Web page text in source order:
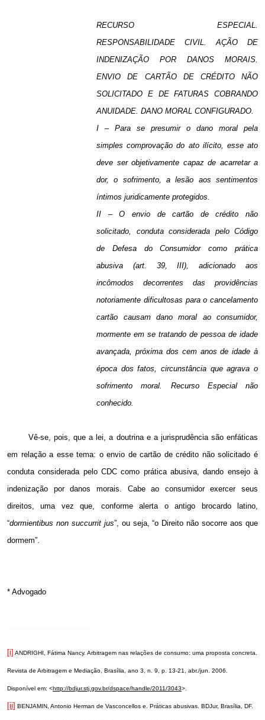
RECURSO ESPECIAL.
RESPONSABILIDADE CIVIL. AÇÃO DE
INDENIZAÇÃO POR DANOS MORAIS.
ENVIO DE CARTÃO DE CRÉDITO NÃO
SOLICITADO E DE FATURAS COBRANDO
ANUIDADE. DANO MORAL CONFIGURADO.
I – Para se presumir o dano moral pela
simples comprovação do ato ilícito, esse ato
deve ser objetivamente capaz de acarretar a
dor, o sofrimento, a lesão aos sentimentos
íntimos juridicamente protegidos.
II – O envio de cartão de crédito não
solicitado, conduta considerada pelo Código
de Defesa do Consumidor como prática
abusiva (art. 39, III), adicionado aos
incômodos decorrentes das providências
notoriamente dificultosas para o cancelamento
cartão causam dano moral ao consumidor,
mormente em se tratando de pessoa de idade
avançada, próxima dos cem anos de idade à
época dos fatos, circunstância que agrava o
sofrimento moral. Recurso Especial não
conhecido.
Vê-se, pois, que a lei, a doutrina e a jurisprudência são enfáticas
em relação a esse tema: o envio de cartão de crédito não solicitado é
conduta considerada pelo CDC como prática abusiva, dando ensejo à
indenização por danos morais. Cabe ao consumidor exercer seus
direitos, uma vez que, conforme alerta o antigo brocardo latino,
“dormientibus non succurrit jus”, ou seja, “o Direito não socorre aos que
dormem”.
* Advogado
[i] ANDRIGHI, Fátima Nancy. Arbitragem nas relações de consumo: uma proposta concreta.
Revista de Arbitragem e Mediação, Brasília, ano 3, n. 9, p. 13-21, abr./jun. 2006.
Disponível em: <http://bdjur.stj.gov.br/dspace/handle/2011/3043>.
[ii] BENJAMIN, Antonio Herman de Vasconcellos e. Práticas abusivas. BDJur, Brasília, DF.